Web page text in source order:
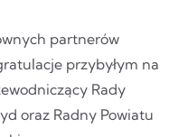
partnerów
przybyłym na
Rady
oraz Radny Powiatu